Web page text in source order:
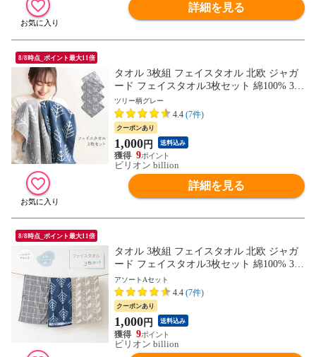
詳細を見る
8/8時点_ポイント最大11倍
タオル 3枚組 フェイスタオル 北欧 ジャガ
ード フェイスタオル3枚セット 綿100% 34×
84cm 【ツリー柄 グレー】
ツリー柄グレー
4.4 (7件)
クーポンあり
1,000円 送料込み
9
ビリオン billion
詳細を見る
8/8時点_ポイント最大11倍
タオル 3枚組 フェイスタオル 北欧 ジャガ
ード フェイスタオル3枚セット 綿100% 34×
84cm 【アソートAセット】
アソートAセット
4.4 (7件)
クーポンあり
1,000円 送料込み
9
ビリオン billion